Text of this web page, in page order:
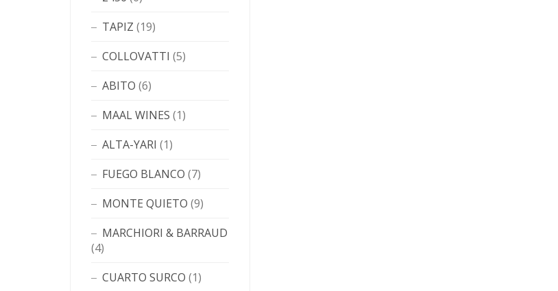
TAPIZ (19)
COLLOVATTI (5)
ABITO (6)
MAAL WINES (1)
ALTA-YARI (1)
FUEGO BLANCO (7)
MONTE QUIETO (9)
MARCHIORI & BARRAUD
(4)
CUARTO SURCO (1)